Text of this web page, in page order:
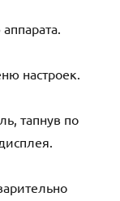
настроек.
тапнув по